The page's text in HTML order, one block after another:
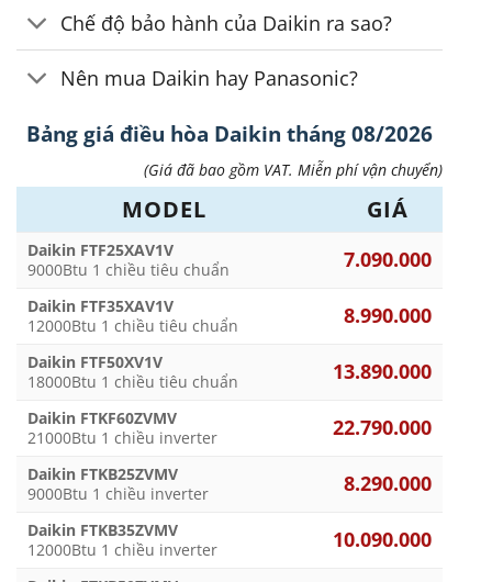
Chế độ bảo hành của Daikin ra sao?
Nên mua Daikin hay Panasonic?
Bảng giá điều hòa Daikin tháng 08/2026
(Giá đã bao gồm VAT. Miễn phí vận chuyển)
MODEL GIÁ
Daikin FTF25XAV1V
9000Btu 1 chiều tiêu chuẩn
7.090.000
Daikin FTF35XAV1V
12000Btu 1 chiều tiêu chuẩn
8.990.000
Daikin FTF50XV1V
18000Btu 1 chiều tiêu chuẩn
13.890.000
Daikin FTKF60ZVMV
21000Btu 1 chiều inverter
22.790.000
Daikin FTKB25ZVMV
9000Btu 1 chiều inverter
8.290.000
Daikin FTKB35ZVMV
12000Btu 1 chiều inverter
10.090.000